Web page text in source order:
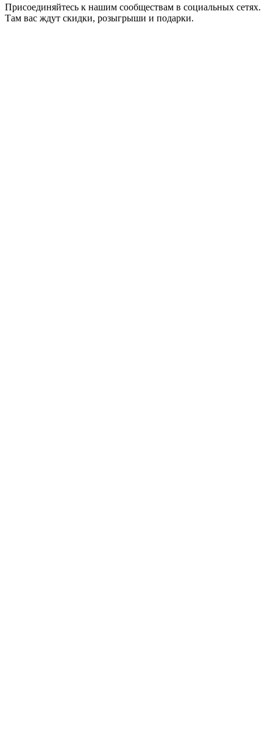
Присоединяйтесь к нашим сообществам в социальных сетях.
Там вас ждут скидки, розыгрыши и подарки.